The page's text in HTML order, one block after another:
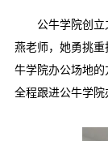
公牛学院创
燕老师，她勇挑
牛学院办公场地
全程跟进公牛学